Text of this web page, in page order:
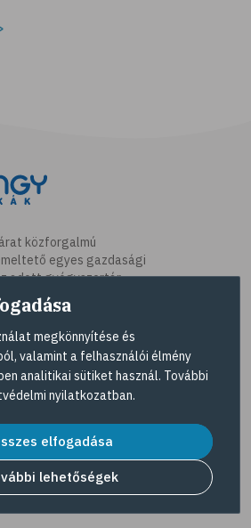
közforgalmú
egyes gazdasági
adott gyógyszertár
gyógyszertárak listáját és
kereső
megkönnyítése és
valamint a felhasználói élmény
analitikai sütiket használ. További
nyilatkozatban.
elfogadása
lehetőségek